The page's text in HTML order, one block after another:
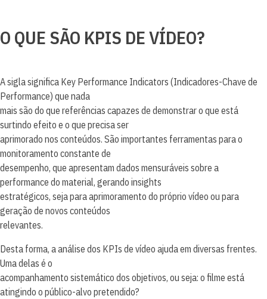
O QUE SÃO KPIS DE VÍDEO?
A sigla significa Key Performance Indicators (Indicadores-Chave de
Performance) que nada
mais são do que referências capazes de demonstrar o que está
surtindo efeito e o que precisa ser
aprimorado nos conteúdos. São importantes ferramentas para o
monitoramento constante de
desempenho, que apresentam dados mensuráveis sobre a
performance do material, gerando insights
estratégicos, seja para aprimoramento do próprio vídeo ou para
geração de novos conteúdos
relevantes.
Desta forma, a análise dos KPIs de vídeo ajuda em diversas frentes.
Uma delas é o
acompanhamento sistemático dos objetivos, ou seja: o filme está
atingindo o público-alvo pretendido?